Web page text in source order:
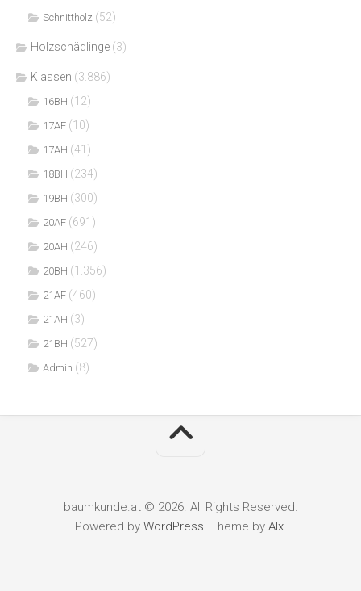
Schnittholz (52)
Holzschädlinge (3)
Klassen (3.886)
16BH (12)
17AF (10)
17AH (41)
18BH (234)
19BH (300)
20AF (691)
20AH (246)
20BH (1.356)
21AF (460)
21AH (3)
21BH (527)
Admin (8)
baumkunde.at © 2026. All Rights Reserved.
Powered by WordPress. Theme by Alx.